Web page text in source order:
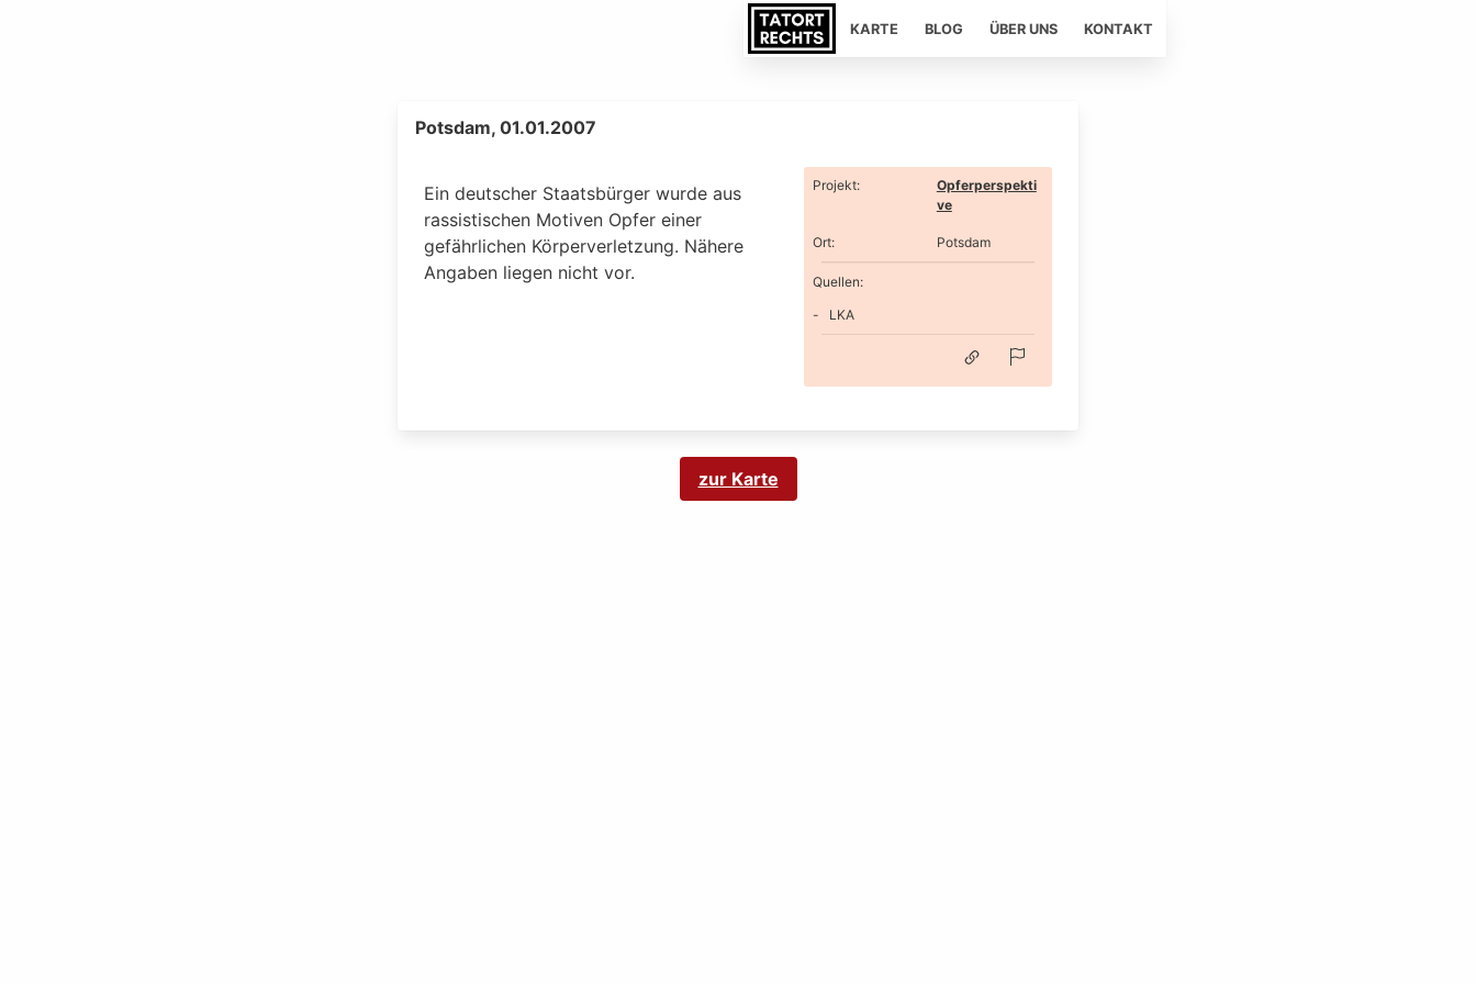
KARTE BLOG ÜBER UNS KONTAKT
Potsdam, 01.01.2007
Ein deutscher Staatsbürger wurde aus
rassistischen Motiven Opfer einer
gefährlichen Körperverletzung. Nähere
Angaben liegen nicht vor.
Projekt:
Opferperspekti
ve
Ort: Potsdam
Quellen:
LKA
zur Karte